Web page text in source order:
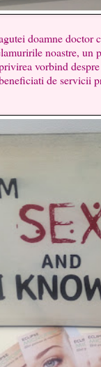
doamne doctor
noastre, un
vorbind
de servicii